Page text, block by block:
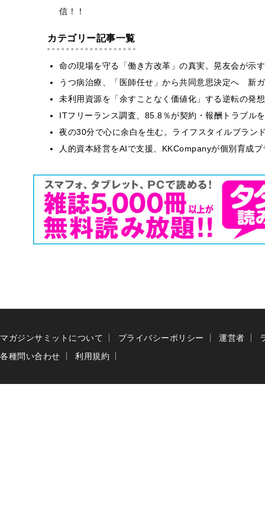
信！！
カテゴリー記事一覧
命の現場を守る「働き方改革」の真実。晃友会が示
うつ病治療、「医師任せ」から共同意思決定へ 新
未利用資源を「余すことなく価値化」する逆転の発
ITフリーランス調査、85.8％が契約・報酬トラブ
夜の30分で心に余白を生む。ライフスタイルブラン
人的資本経営をAIで支援、KKCompanyが個別育成
マガジンサミットについて プライバシーポリシー 運営者
各種問い合わせ
利用規約